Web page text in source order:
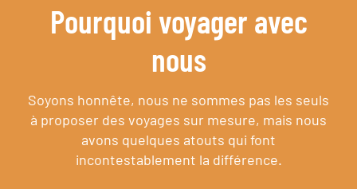
Pourquoi voyager avec
nous
Soyons honnête, nous ne sommes pas les seuls
à proposer des voyages sur mesure, mais nous
avons quelques atouts qui font
incontestablement la différence.